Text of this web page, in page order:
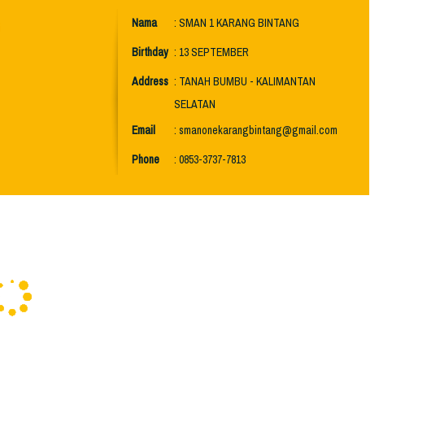
Nama
: SMAN 1 KARANG BINTANG
Birthday : 13 SEPTEMBER
Address : TANAH BUMBU - KALIMANTAN
SELATAN
Email
: smanonekarangbintang@gmail.com
Phone
: 0853-3737-7813